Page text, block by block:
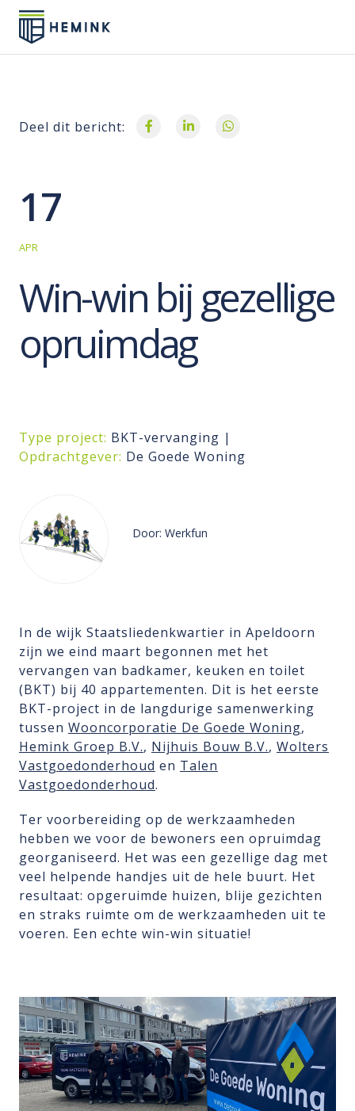
Deel dit bericht:
17
APR
Win-win bij gezellige
opruimdag
Type project: BKT-vervanging |
Opdrachtgever: De Goede Woning
Door: Werkfun
In de wijk Staatsliedenkwartier in Apeldoorn
zijn we eind maart begonnen met het
vervangen van badkamer, keuken en toilet
(BKT) bij 40 appartementen. Dit is het eerste
BKT-project in de langdurige samenwerking
tussen Wooncorporatie De Goede Woning,
Hemink Groep B.V., Nijhuis Bouw B.V., Wolters
Vastgoedonderhoud en Talen
Vastgoedonderhoud.
Ter voorbereiding op de werkzaamheden
hebben we voor de bewoners een opruimdag
georganiseerd. Het was een gezellige dag met
veel helpende handjes uit de hele buurt. Het
resultaat: opgeruimde huizen, blije gezichten
en straks ruimte om de werkzaamheden uit te
voeren. Een echte win-win situatie!